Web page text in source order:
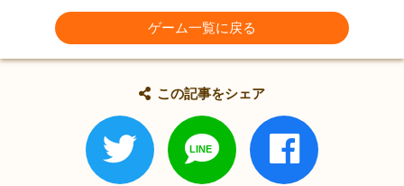
ゲーム一覧に戻る
この記事をシェア